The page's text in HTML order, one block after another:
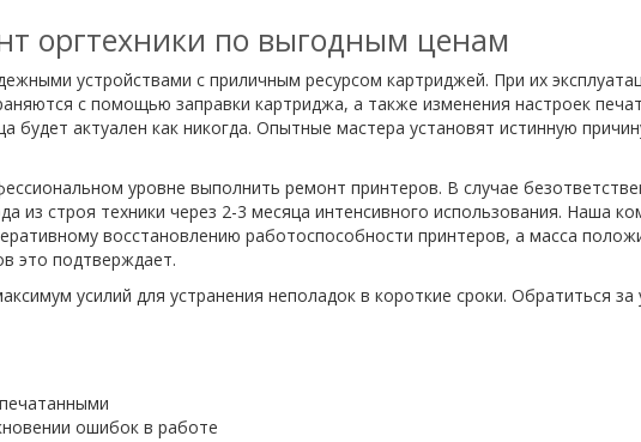
оргтехники по выгодным ценам
устройствами с приличным ресурсом картриджей. При их
с помощью заправки картриджа, а также изменения настроек
будет актуален как никогда. Опытные мастера установят истинную
уровне выполнить ремонт принтеров. В случае
из строя техники через 2-3 месяца интенсивного использования. Наша
восстановлению работоспособности принтеров, а масса
это подтверждает.
усилий для устранения неполадок в короткие сроки. Обратиться за
ошибок в работе